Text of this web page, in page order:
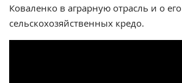
Коваленко в аграрную отрасль и о его
сельскохозяйственных кредо.